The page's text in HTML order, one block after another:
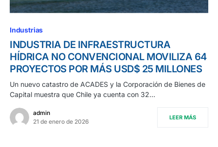
Industrias
INDUSTRIA DE INFRAESTRUCTURA
HÍDRICA NO CONVENCIONAL MOVILIZA 64
PROYECTOS POR MÁS USD$ 25 MILLONES
Un nuevo catastro de ACADES y la Corporación de Bienes de
Capital muestra que Chile ya cuenta con 32…
admin
21 de enero de 2026
LEER MÁS